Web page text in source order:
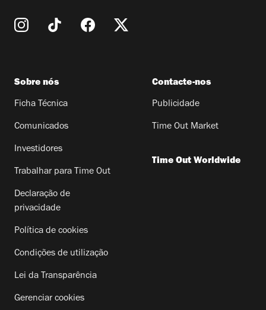
Sobre nós
Ficha Técnica
Comunicados
Investidores
Trabalhar para Time Out
Declaração de
privacidade
Política de cookies
Condições de utilização
Lei da Transparência
Gerenciar cookies
Contacte-nos
Publicidade
Time Out Market
Time Out Worldwide